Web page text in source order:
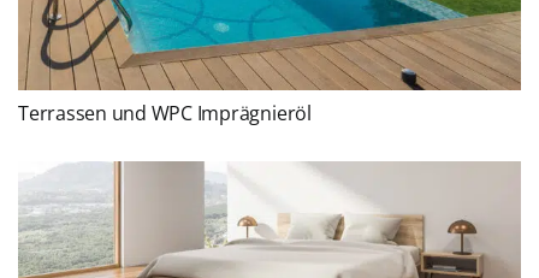
Terrassen und WPC Imprägnieröl